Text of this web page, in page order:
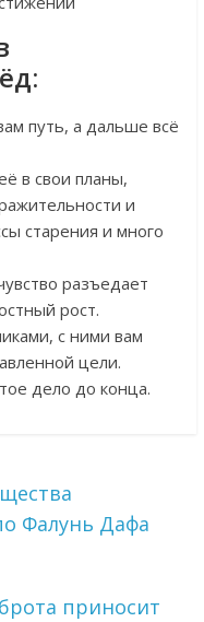
путь, а дальше всё
в свои планы,
и
старения и много
разъедает
рост.
с ними вам
цели.
дело до конца.
Фалунь Дафа
приносит